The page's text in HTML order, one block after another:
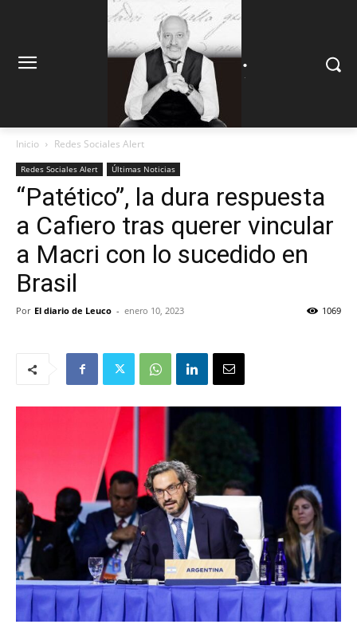
.
Inicio Redes Sociales Alert
Redes Sociales Alert Últimas Noticias
“Patético”, la dura respuesta
a Cafiero tras querer vincular
a Macri con lo sucedido en
Brasil
Por El diario de Leuco - enero 10, 2023 1069